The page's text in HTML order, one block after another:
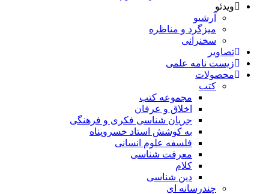
ویدئو
آرشیو
میزگرد و مناظره
سخنرانی
تصاویر
زیست نامه علمی
محصولات
کتب
مجموعه کتب
اخلاق و عرفان
جریان شناسی فکری و فرهنگی
به کوشش استاد خسروپناه
فلسفه علوم انسانی
معرفت شناسی
کلام
دین شناسی
چندرسانه ای